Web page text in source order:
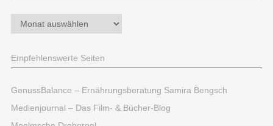
Archiv
Empfehlenswerte Seiten
GenussBalance – Ernährungsberatung Samira Bengsch
Medienjournal – Das Film- & Bücher-Blog